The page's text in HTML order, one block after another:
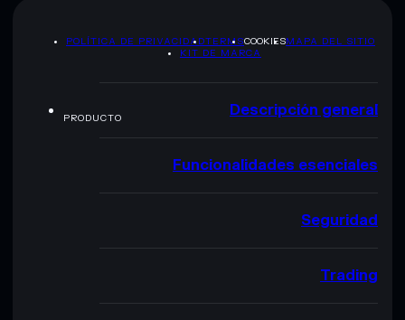
POLÍTICA DE PRIVACIDADTERMSCOOKIESMAPA DEL SITIO
KIT DE MARCA
PRODUCTO Descripción general
Funcionalidades esenciales
Seguridad
Trading